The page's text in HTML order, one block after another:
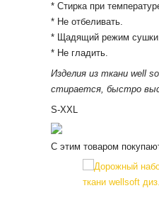
* Стирка при
* Не отбеливать.
* Щадящий режим
* Не гладить.
Изделия из ткани well
стирается, быстро
S-XXL
С этим товаром